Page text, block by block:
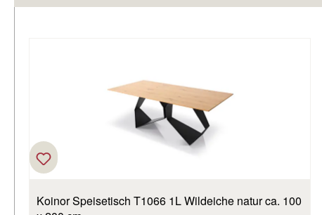
Koinor Speisetisch T1066 1L Wildeiche natur ca. 100